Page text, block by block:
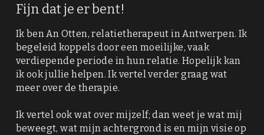
Fijn dat je er bent!
Ik ben An Otten, relatietherapeut in Antwerpen. Ik
begeleid koppels door een moeilijke, vaak
verdiepende periode in hun relatie. Hopelijk kan
ik ook jullie helpen. Ik vertel verder graag wat
meer over de therapie.
Ik vertel ook wat over mijzelf; dan weet je wat mij
beweegt, wat mijn achtergrond is en mijn visie op